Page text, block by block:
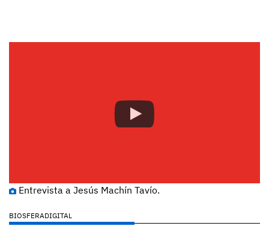
Entrevista a Jesús Machín Tavío.
BIOSFERADIGITAL